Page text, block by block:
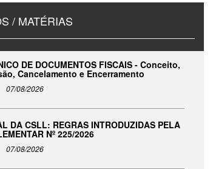
/ MATÉRIAS
DE DOCUMENTOS FISCAIS - Conceito,
Cancelamento e Encerramento
07/08/2026
DA CSLL: REGRAS INTRODUZIDAS PELA
Nº 225/2026
07/08/2026